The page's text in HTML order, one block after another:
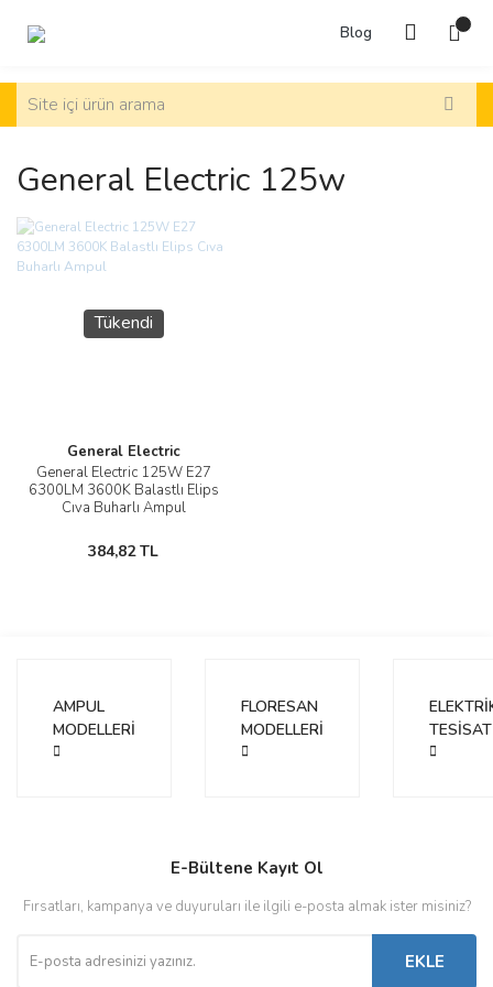
Blog
General Electric 125w
Tükendi
General Electric
General Electric 125W E27
6300LM 3600K Balastlı Elips
Cıva Buharlı Ampul
384,82 TL
AMPUL
MODELLERİ
FLORESAN
MODELLERİ
TESİSAT
E-Bültene Kayıt Ol
Fırsatları, kampanya ve duyuruları ile ilgili e-posta almak ister misiniz?
EKLE